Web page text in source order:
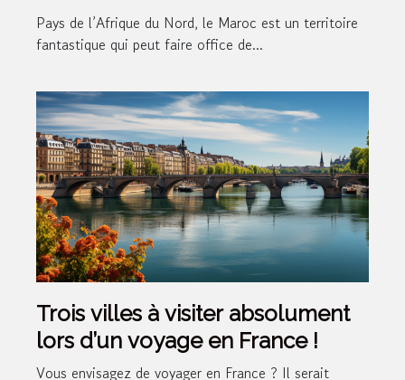
marocain ?
Pays de l’Afrique du Nord, le Maroc est un territoire
fantastique qui peut faire office de...
Trois villes à visiter absolument
lors d’un voyage en France !
Vous envisagez de voyager en France ? Il serait